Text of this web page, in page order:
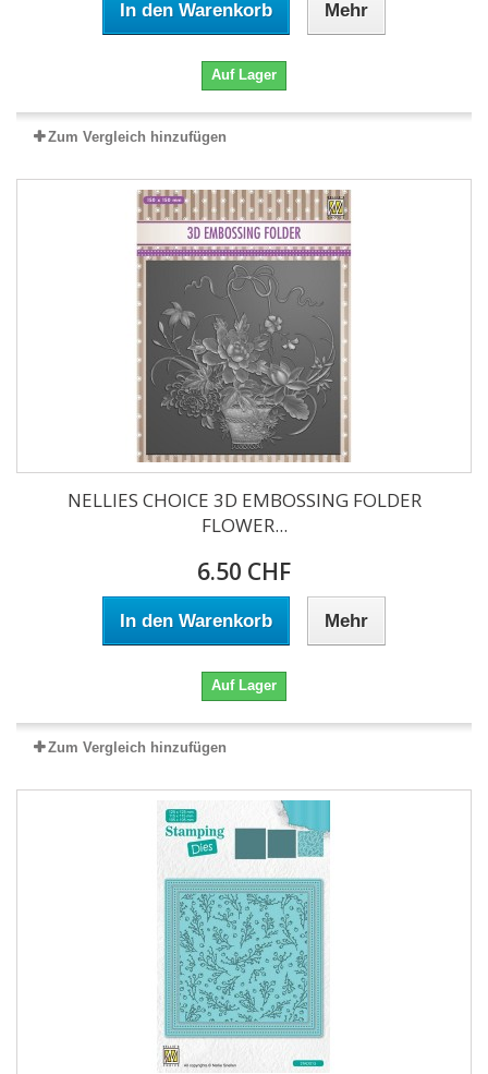
In den Warenkorb Mehr
Auf Lager
Zum Vergleich hinzufügen
NELLIES CHOICE 3D EMBOSSING FOLDER
FLOWER...
6.50 CHF
In den Warenkorb Mehr
Auf Lager
Zum Vergleich hinzufügen